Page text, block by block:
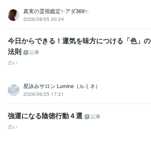
真実の霊視鑑定✨アダ369✨
2026/08/05 00:24
今日からできる！運気を味方につける「色」の
法則
記事
占い
星詠みサロン Lumine（ルミネ）
2026/06/25 17:21
強運になる陰徳行動４選
記事
占い